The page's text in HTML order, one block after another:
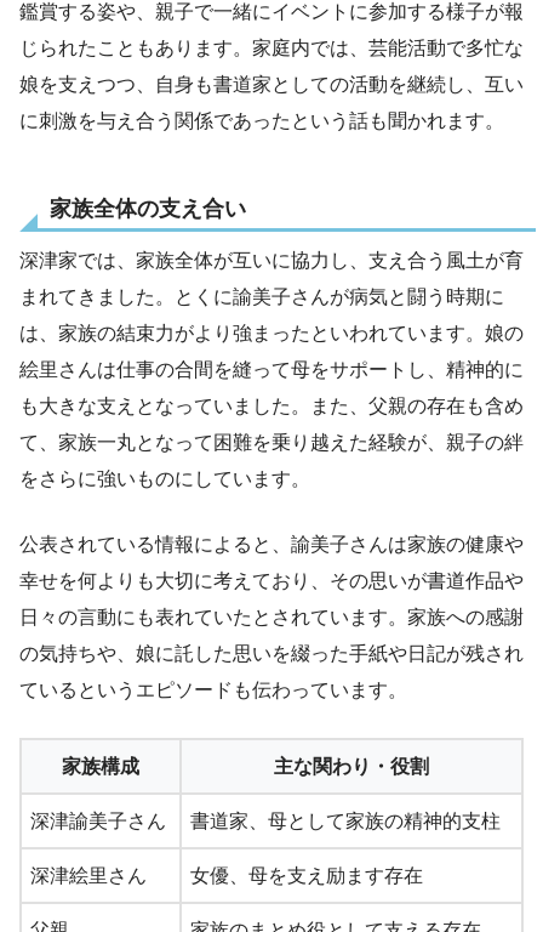
鑑賞する姿や、親子で一緒にイベントに参加する様子が報
じられたこともあります。家庭内では、芸能活動で多忙な
娘を支えつつ、自身も書道家としての活動を継続し、互い
に刺激を与え合う関係であったという話も聞かれます。
家族全体の支え合い
深津家では、家族全体が互いに協力し、支え合う風土が育
まれてきました。とくに諭美子さんが病気と闘う時期に
は、家族の結束力がより強まったといわれています。娘の
絵里さんは仕事の合間を縫って母をサポートし、精神的に
も大きな支えとなっていました。また、父親の存在も含め
て、家族一丸となって困難を乗り越えた経験が、親子の絆
をさらに強いものにしています。
公表されている情報によると、諭美子さんは家族の健康や
幸せを何よりも大切に考えており、その思いが書道作品や
日々の言動にも表れていたとされています。家族への感謝
の気持ちや、娘に託した思いを綴った手紙や日記が残され
ているというエピソードも伝わっています。
家族構成 主な関わり・役割
深津諭美子さん 書道家、母として家族の精神的支柱
深津絵里さん 女優、母を支え励ます存在